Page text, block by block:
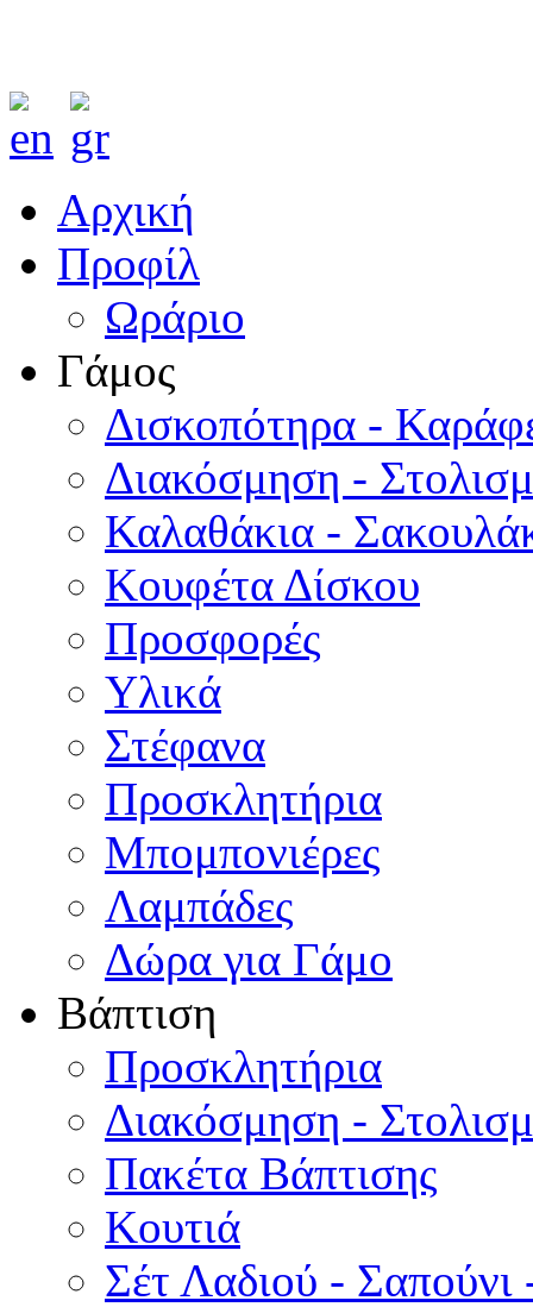
Αρχική
Προφίλ
Ωράριο
Γάμος
Δισκοπότηρα -
Διακόσμηση -
Καλαθάκια -
Κουφέτα Δίσκου
Προσφορές
Υλικά
Στέφανα
Προσκλητήρια
Μπομπονιέρες
Λαμπάδες
Δώρα για Γάμο
Βάπτιση
Προσκλητήρια
Διακόσμηση -
Πακέτα Βάπτισης
Κουτιά
Σέτ Λαδιού - Σαπούνι